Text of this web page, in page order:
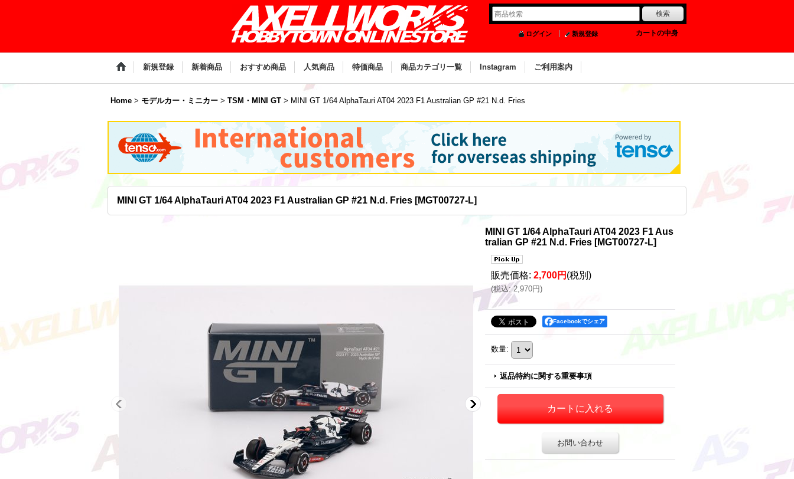
カートの中身
ログイン 新規登録
新規登録 新着商品 おすすめ商品 人気商品 特価商品 商品カテゴリ一覧 Instagram ご利用案内
Home > モデルカー・ミニカー > TSM・MINI GT > MINI GT 1/64 AlphaTauri AT04 2023 F1 Australian GP #21 N.d. Fries
MINI GT 1/64 AlphaTauri AT04 2023 F1 Australian GP #21 N.d. Fries [MGT00727-L]
MINI GT 1/64 AlphaTauri AT04 2023 F1 Aus
tralian GP #21 N.d. Fries [MGT00727-L]
販売価格: 2,700円 (税別)
(税込: 2,970円)
Facebookでシェア
数量:
返品特約に関する重要事項
お問い合わせ